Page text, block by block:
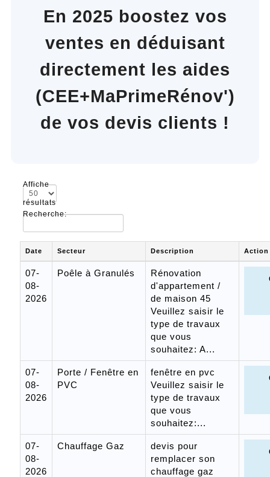
En 2025 boostez vos
ventes en déduisant
directement les aides
(CEE+MaPrimeRénov')
de vos devis clients !
Affiche
résultats
Recherche:
Date Secteur Description Action
07-
08-
2026
Poêle à Granulés
Rénovation
d'appartement /
de maison 45
Veuillez saisir le
type de travaux
que vous
souhaitez: A...
07-
08-
2026
Porte / Fenêtre en
PVC
fenêtre en pvc
Veuillez saisir le
type de travaux
que vous
souhaitez:...
07-
08-
2026
Chauffage Gaz
devis pour
remplacer son
chauffage gaz